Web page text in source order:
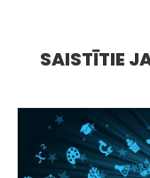
SAISTĪTIE